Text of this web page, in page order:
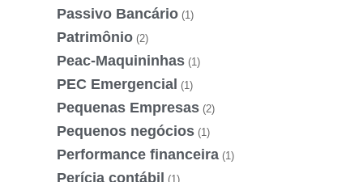
Passivo Bancário (1)
Patrimônio (2)
Peac-Maquininhas (1)
PEC Emergencial (1)
Pequenas Empresas (2)
Pequenos negócios (1)
Performance financeira (1)
Perícia contábil (1)